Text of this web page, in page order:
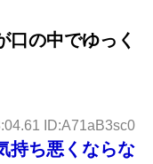
の中でゆっく
ID:A71aB3sc0
持ち悪くならな